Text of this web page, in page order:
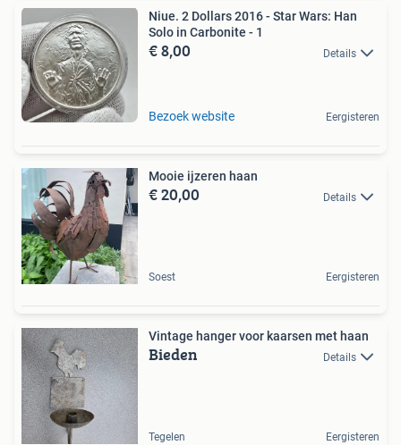
Niue. 2 Dollars 2016 - Star Wars: Han
Solo in Carbonite - 1
€ 8,00 Details
Bezoek website Eergisteren
Mooie ijzeren haan
€ 20,00 Details
Soest Eergisteren
Vintage hanger voor kaarsen met haan
Bieden Details
Tegelen Eergisteren